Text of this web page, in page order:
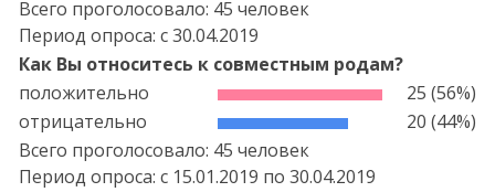
Всего проголосовало: 45 человек
Период опроса: c30.04.2019
Как Вы относитесь к совместным родам?
положительно
25 (56%)
отрицательно
20 (44%)
Всего проголосовало: 45 человек
Период опроса: c 15.01.2019 по 30.04.2019